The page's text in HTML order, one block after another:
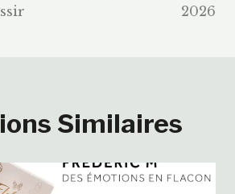
2026
Similaires